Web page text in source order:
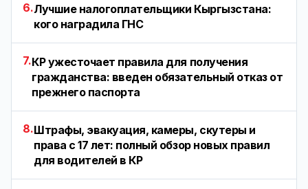
6.Лучшие налогоплательщики Кыргызстана:
кого наградила ГНС
7.КР ужесточает правила для получения
гражданства: введен обязательный отказ от
прежнего паспорта
8.Штрафы, эвакуация, камеры, скутеры и
права с 17 лет: полный обзор новых правил
для водителей в КР